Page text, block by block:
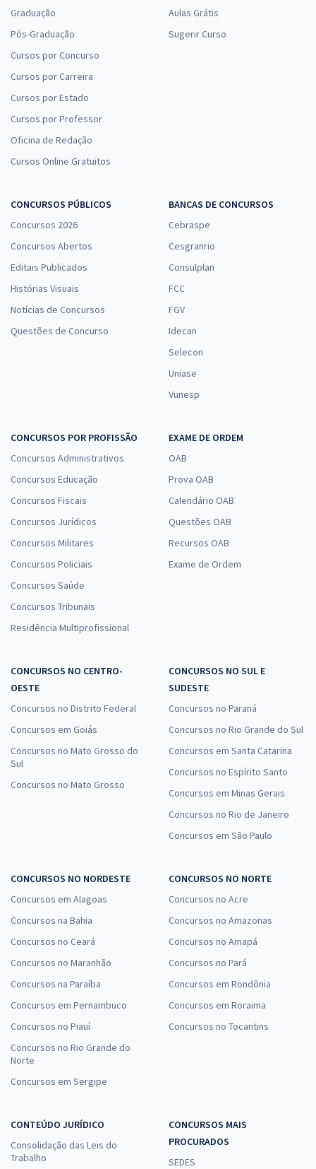
Graduação
Pós-Graduação
Cursos por Concurso
Cursos por Carreira
Cursos por Estado
Cursos por Professor
Oficina de Redação
Cursos Online Gratuitos
Aulas Grátis
Sugerir Curso
CONCURSOS PÚBLICOS
Concursos 2026
Concursos Abertos
Editais Publicados
Histórias Visuais
Notícias de Concursos
Questões de Concurso
BANCAS DE CONCURSOS
Cebraspe
Cesgranrio
Consulplan
FCC
FGV
Idecan
Selecon
Uniase
Vunesp
CONCURSOS POR PROFISSÃO
Concursos Administrativos
Concursos Educação
Concursos Fiscais
Concursos Jurídicos
Concursos Militares
Concursos Policiais
Concursos Saúde
Concursos Tribunais
Residência Multiprofissional
EXAME DE ORDEM
OAB
Prova OAB
Calendário OAB
Questões OAB
Recursos OAB
Exame de Ordem
CONCURSOS NO CENTRO-
OESTE
Concursos no Distrito Federal
Concursos em Goiás
Concursos no Mato Grosso do
Sul
Concursos no Mato Grosso
CONCURSOS NO SUL E
SUDESTE
Concursos no Paraná
Concursos no Rio Grande do Sul
Concursos em Santa Catarina
Concursos no Espírito Santo
Concursos em Minas Gerais
Concursos no Rio de Janeiro
Concursos em São Paulo
CONCURSOS NO NORDESTE
Concursos em Alagoas
Concursos na Bahia
Concursos no Ceará
Concursos no Maranhão
Concursos na Paraíba
Concursos em Pernambuco
Concursos no Piauí
Concursos no Rio Grande do
Norte
Concursos em Sergipe
CONCURSOS NO NORTE
Concursos no Acre
Concursos no Amazonas
Concursos no Amapá
Concursos no Pará
Concursos em Rondônia
Concursos em Roraima
Concursos no Tocantins
CONTEÚDO JURÍDICO
Consolidação das Leis do
Trabalho
CONCURSOS MAIS
PROCURADOS
SEDES